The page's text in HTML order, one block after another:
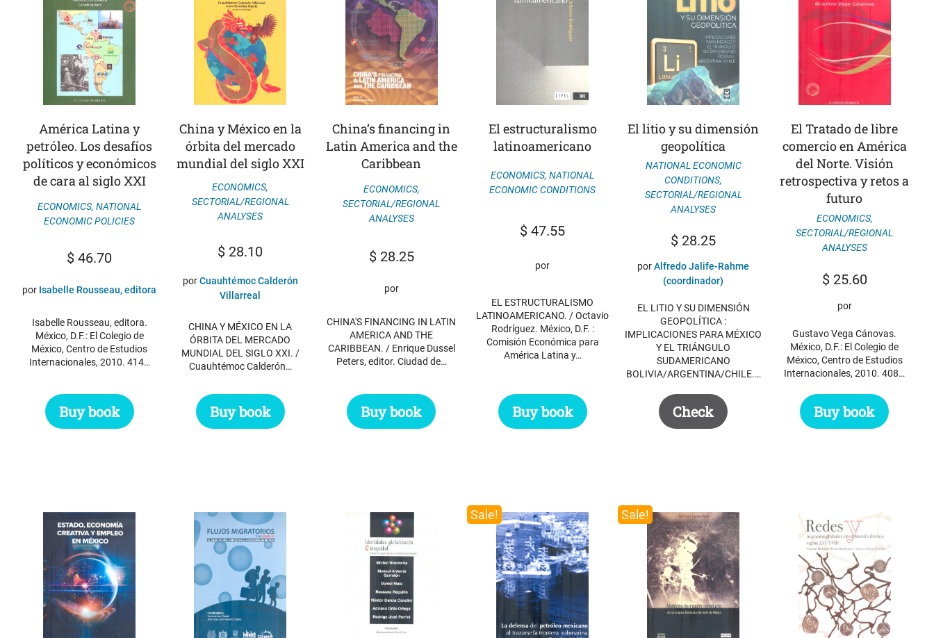
América Latina y
petróleo. Los desafíos
políticos y económicos
de cara al siglo XXI
ECONOMICS,NATIONAL
ECONOMIC POLICIES
$ 46.70
por Isabelle Rousseau, editora
Isabelle Rousseau, editora.
México, D.F.: El Colegio de
México, Centro de Estudios
Internacionales, 2010. 414…
Buy book
China y México en la
órbita del mercado
mundial del siglo XXI
ECONOMICS,
SECTORIAL/REGIONAL
ANALYSES
$ 28.10
porCuauhtémoc Calderón
Villarreal
CHINA Y MÉXICO EN LA
ÓRBITA DEL MERCADO
MUNDIAL DEL SIGLO XXI. /
Cuauhtémoc Calderón…
Buy book
China’s financing in
Latin America and the
Caribbean
ECONOMICS,
SECTORIAL/REGIONAL
ANALYSES
$28.25
por
CHINA'S FINANCING IN LATIN
AMERICA AND THE
CARIBBEAN. / Enrique Dussel
Peters, editor. Ciudad de…
Buy book
El estructuralismo
latinoamericano
ECONOMICS,NATIONAL
ECONOMIC CONDITIONS
$ 47.55
por
EL ESTRUCTURALISMO
LATINOAMERICANO. / Octavio
Rodríguez. México, D.F. :
Comisión Económica para
América Latina y…
Buy book
El litio y su dimensión
geopolítica
NATIONAL ECONOMIC
CONDITIONS,
SECTORIAL/REGIONAL
ANALYSES
$ 28.25
porAlfredo Jalife-Rahme
(coordinador)
EL LITIO Y SU DIMENSIÓN
GEOPOLÍTICA :
IMPLICACIONES PARA MÉXICO
Y EL TRIÁNGULO
SUDAMERICANO
BOLIVIA/ARGENTINA/CHILE.…
Check
El Tratado de libre
comercio en América
del Norte. Visión
retrospectiva y retos a
futuro
ECONOMICS,
SECTORIAL/REGIONAL
ANALYSES
$25.60
por
Gustavo Vega Cánovas.
México, D.F.: El Colegio de
México, Centro de Estudios
Internacionales, 2010. 408…
Buy book
Sale! Sale!